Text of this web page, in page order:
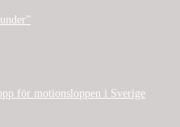
för motionsloppen i Sverige